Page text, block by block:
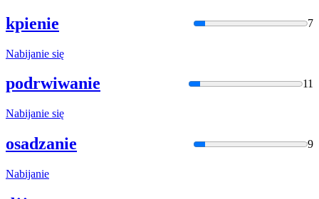
kpienie 7
Nabijanie się
podrwiwanie 11
Nabijanie się
osadzanie 9
Nabijanie